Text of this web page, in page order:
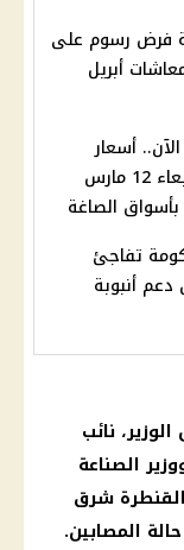
فرض رسوم على
أبريل
الآن.. أسعار
الذهب اليوم في مصر الأربعاء 12 مارس
2025.. الحكومة تفاجئ
أنبوبة
نائب
الصناعة
شرق
المصابين.